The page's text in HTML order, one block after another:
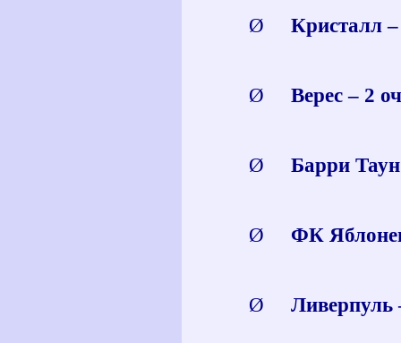
Ø Кристалл –
Ø Верес – 2
Ø Барри
Ø ФК
Ø Ливерпуль